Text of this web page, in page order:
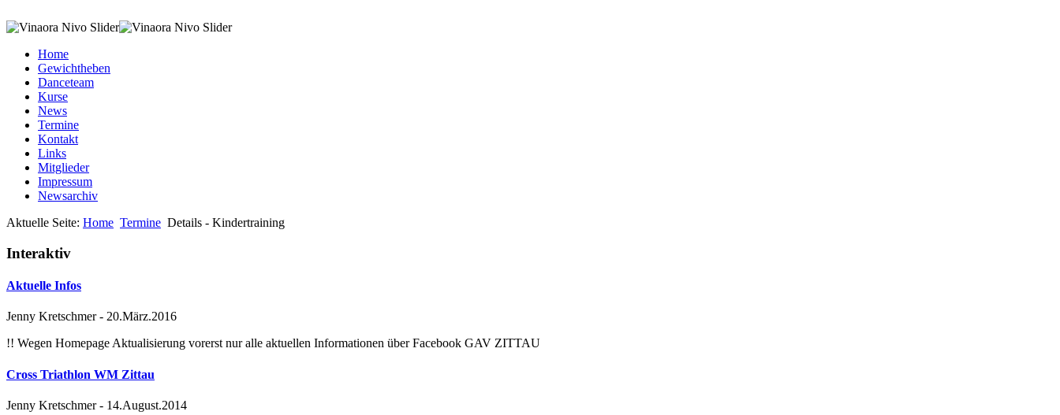
Home
Gewichtheben
Danceteam
Kurse
News
Termine
Kontakt
Links
Mitglieder
Impressum
Newsarchiv
Aktuelle Seite: Home Termine Details - Kindertraining
Interaktiv
Aktuelle Infos
Jenny Kretschmer- 20.März.2016
!! Wegen Homepage Aktualisierung vorerst nur alle aktuellen Informationen über Facebook GAV ZITTAU
Cross Triathlon WM Zittau
Jenny Kretschmer- 14.August.2014